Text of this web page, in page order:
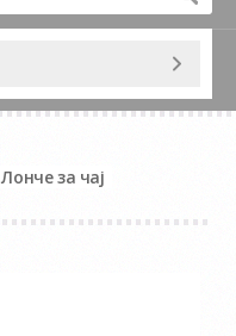
Лонче за чај